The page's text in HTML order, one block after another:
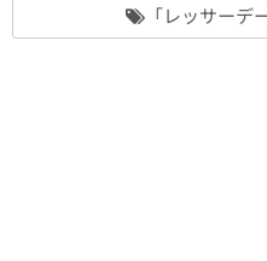
「レッサーデ